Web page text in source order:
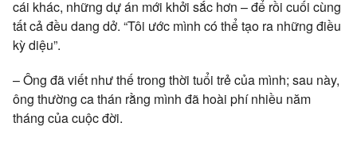
cái khác, những dự án mới khởi sắc hơn – để rồi cuối cùng
tất cả đều dang dở. “Tôi ước mình có thể tạo ra những điều
kỳ diệu”.
– Ông đã viết như thế trong thời tuổi trẻ của mình; sau này,
ông thường ca thán rằng mình đã hoài phí nhiều năm
tháng của cuộc đời.